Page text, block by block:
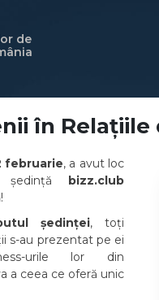
de
în
februarie, a avut loc
bizz.club
!
ședinței, toți
s-au prezentat pe ei
urile lor din
a ceea ce oferă unic